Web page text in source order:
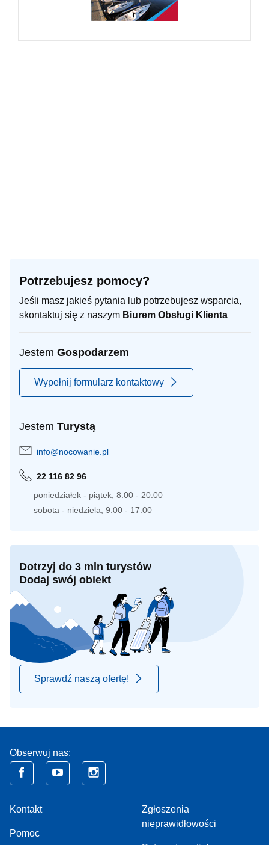
Potrzebujesz pomocy?
Jeśli masz jakieś pytania lub potrzebujesz wsparcia,
skontaktuj się z naszym Biurem Obsługi Klienta
Jestem Gospodarzem
Wypełnij formularz kontaktowy
Jestem Turystą
info@nocowanie.pl
22 116 82 96
poniedziałek - piątek, 8:00 - 20:00
sobota - niedziela, 9:00 - 17:00
Dotrzyj do 3 mln turystów
Dodaj swój obiekt
Sprawdź naszą ofertę!
Obserwuj nas:
Kontakt
Pomoc
Zgłoszenia
nieprawidłowości